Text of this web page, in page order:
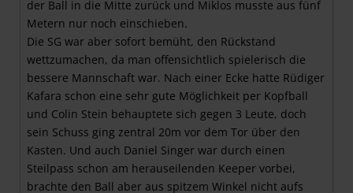
der Ball in die Mitte zurück und Miklos musste aus fünf
Metern nur noch einschieben.
Die SG war aber sofort bemüht, den Rückstand
wettzumachen, da man offensichtlich spielerisch die
bessere Mannschaft war. Nach einer Ecke hatte Rüdiger
Kafara schon eine sehr gute Möglichkeit per Kopfball
und Colin Stein behauptete sich gegen 3 Leute, doch
sein Schuss ging zentral 20m vor dem Tor über den
Kasten. Und auch Daniel Singer war durch einen
Steilpass schon am herauseilenden Keeper vorbei,
brachte den Ball aber aus spitzem Winkel nicht aufs